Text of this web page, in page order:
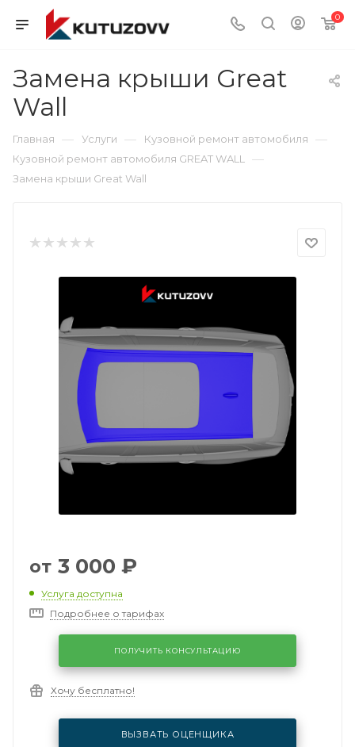
0
Замена крыши Great
Wall
Главная — Услуги — Кузовной ремонт автомобиля —
Кузовной ремонт автомобиля GREAT WALL —
Замена крыши Great Wall
от 3 000 ₽
Услуга доступна
Подробнее о тарифах
ПОЛУЧИТЬ КОНСУЛЬТАЦИЮ
Хочу бесплатно!
ВЫЗВАТЬ ОЦЕНЩИКА